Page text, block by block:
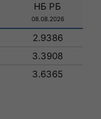
НБ РБ
08.08.2026
2.9386
3.3908
3.6365